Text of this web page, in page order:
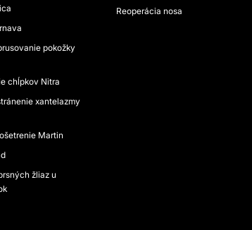
pokožky
chĺpkov Nitra
xantelazmy
Martin
žliaz u
Reoperácia nosa